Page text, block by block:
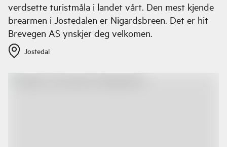
verdsette turistmåla i landet vårt. Den mest kjende
brearmen i Jostedalen er Nigardsbreen. Det er hit
Brevegen AS ynskjer deg velkomen.
Jostedal